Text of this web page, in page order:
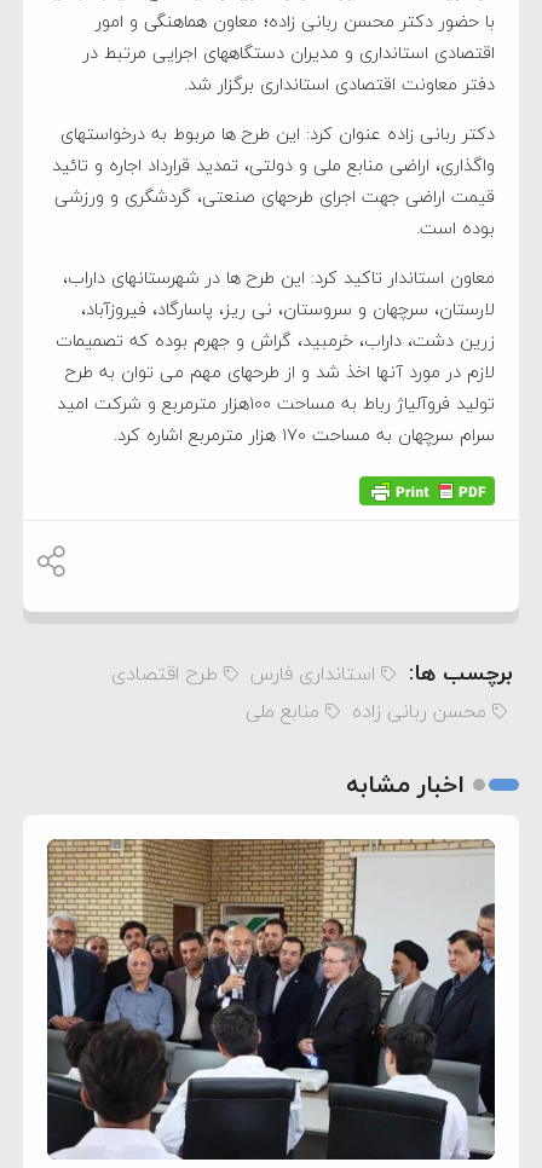
با حضور دکتر محسن ربانی زاده؛ معاون هماهنگی و امور
اقتصادی استانداری و مدیران دستگاههای اجرایی مرتبط در
دفتر معاونت اقتصادی استانداری برگزار شد.
دکتر ربانی زاده عنوان کرد: این طرح ها مربوط به درخواستهای
واگذاری، اراضی منابع ملی و دولتی، تمدید قرارداد اجاره و تائید
قیمت اراضی جهت اجرای طرحهای صنعتی، گردشگری و ورزشی
بوده است.
معاون استاندار تاکید کرد: این طرح ها در شهرستانهای داراب،
لارستان، سرچهان و سروستان، نی ریز، پاسارگاد، فیروزآباد،
زرین دشت، داراب، خرمبید، گراش و جهرم بوده که تصمیمات
لازم در مورد آنها اخذ شد و از طرحهای مهم می توان به طرح
تولید فروآلیاژ رباط به مساحت ۱۰۰هزار مترمربع و شرکت امید
سرام سرچهان به مساحت ۱۷۰ هزار مترمربع اشاره کرد.
برچسب ها: استانداری فارس
طرح اقتصادی
محسن ربانی زاده
منابع ملی
اخبار مشابه